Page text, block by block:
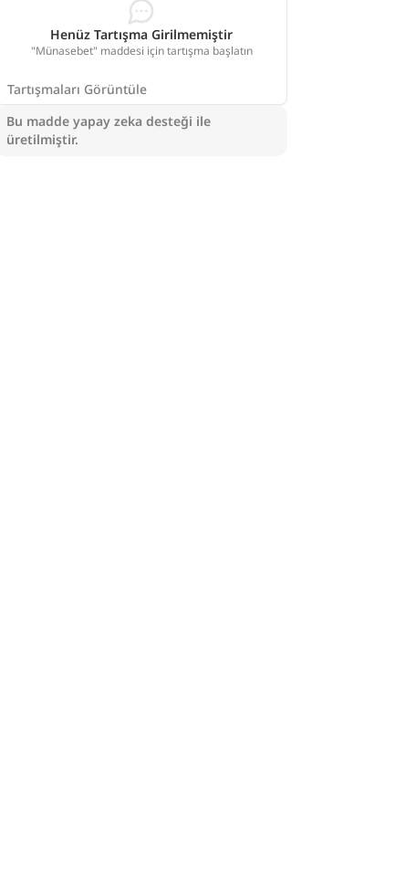
Henüz Tartışma Girilmemiştir
"Münasebet" maddesi için tartışma başlatın
Tartışmaları Görüntüle
Bu madde yapay zeka desteği ile
üretilmiştir.